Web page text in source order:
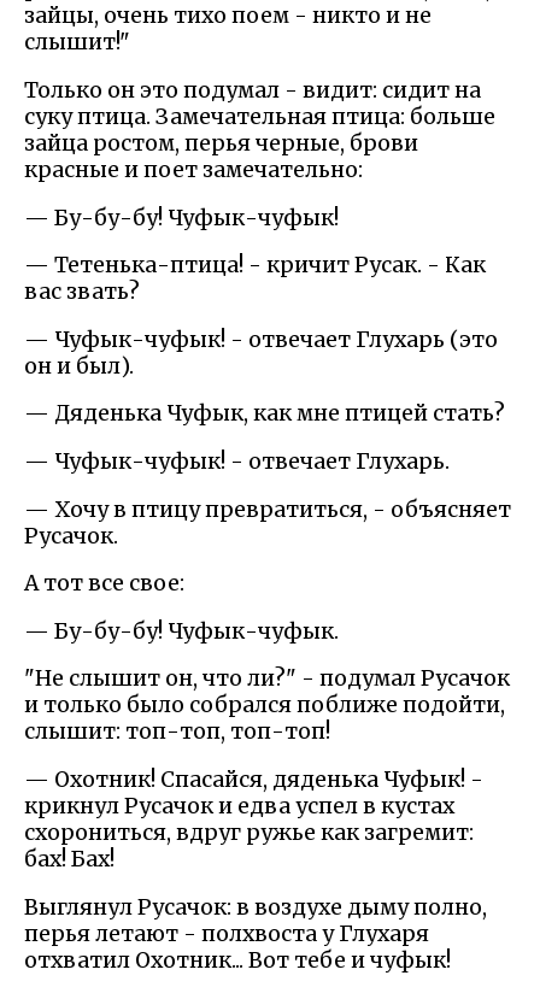
зайцы, очень тихо поем - никто и не
слышит!"
Только он это подумал - видит: сидит на
суку птица. Замечательная птица: больше
зайца ростом, перья черные, брови
красные и поет замечательно:
— Бу-бу-бу! Чуфык-чуфык!
— Тетенька-птица! - кричит Русак. - Как
вас звать?
— Чуфык-чуфык! - отвечает Глухарь (это
он и был).
— Дяденька Чуфык, как мне птицей стать?
— Чуфык-чуфык! - отвечает Глухарь.
— Хочу в птицу превратиться, - объясняет
Русачок.
А тот все свое:
— Бу-бу-бу! Чуфык-чуфык.
"Не слышит он, что ли?" - подумал Русачок
и только было собрался поближе подойти,
слышит: топ-топ, топ-топ!
— Охотник! Спасайся, дяденька Чуфык! -
крикнул Русачок и едва успел в кустах
схорониться, вдруг ружье как загремит:
бах! Бах!
Выглянул Русачок: в воздухе дыму полно,
перья летают - полхвоста у Глухаря
отхватил Охотник... Вот тебе и чуфык!